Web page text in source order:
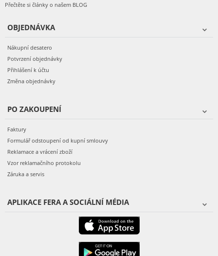
Přečtěte si články o našem BLOG
OBJEDNÁVKA
Nákupní desatero
Potvrzení objednávky
Přihlášení k účtu
Změna objednávky
PO ZAKOUPENÍ
Faktury
Formulář odstoupení od kupní smlouvy
Reklamace a vrácení zboží
Vzor reklamačního protokolu
Záruka a servis
APLIKACE FERA A SOCIÁLNÍ MÉDIA